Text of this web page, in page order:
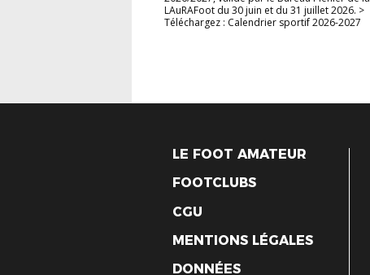
LAuRAFoot du 30 juin et du 31 juillet 2026. >
Téléchargez : Calendrier sportif 2026-2027
LE FOOT AMATEUR
FOOTCLUBS
CGU
MENTIONS LÉGALES
DONNÉES